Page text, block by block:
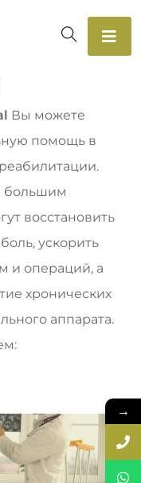
Вы можете
помощь в
большим
восстановить
ускорить
и операций, а
хронических
аппарата.
→